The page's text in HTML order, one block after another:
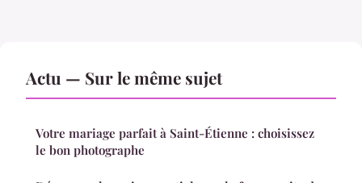
Actu — Sur le même sujet
Votre mariage parfait à Saint-Étienne : choisissez
le bon photographe